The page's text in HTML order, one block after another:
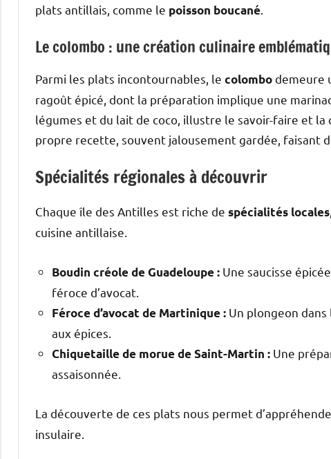
plats antillais, comme le poisson boucané
Le colombo : une création culinaire
Parmi les plats incontournables, le colombodemeure
ragoût épicé, dont la préparation implique une
légumes et du lait de coco, illustre le savoir-faire et
propre recette, souvent jalousement gardée, faisant
Spécialités régionales à découvrir
Chaque île des Antilles est riche de spécialités locales
cuisine antillaise.
Boudin créole de Guadeloupe : Une saucisse
féroce d’avocat.
Féroce d’avocat de Martinique : Un plongeon
aux épices.
Chiquetaille de morue de Saint-Martin : Une
assaisonnée.
La découverte de ces plats nous permet
insulaire.